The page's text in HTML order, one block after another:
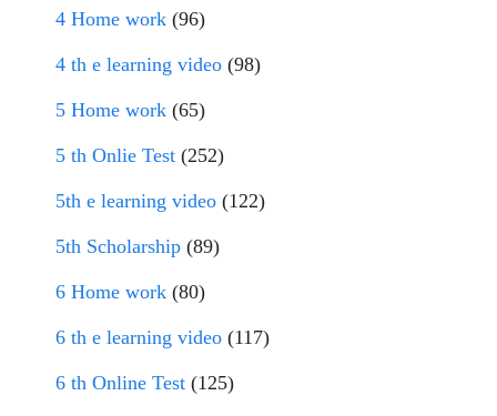
4 Home work (96)
4 th e learning video (98)
5 Home work (65)
5 th Onlie Test (252)
5th e learning video (122)
5th Scholarship (89)
6 Home work (80)
6 th e learning video (117)
6 th Online Test (125)